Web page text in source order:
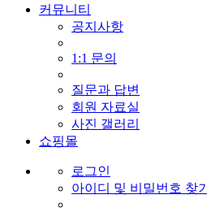
커뮤니티
공지사항
1:1 문의
질문과 답변
회원 자료실
사진 갤러리
쇼핑몰
로그인
아이디 및 비밀번호 찾기